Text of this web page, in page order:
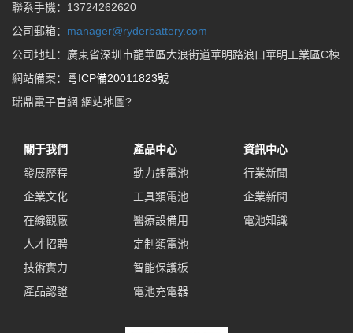
聯系手機：13724262620
公司郵箱： manager@ryderbattery.com
公司地址：廣東省深圳市龍華區大浪街道華明路浪口華明工業區C棟
網站備案： 粵ICP備20011823號
瑞鼎電子官網 網站地圖?
關于我們
發展歷程
企業文化
在線觀廠
人才招聘
技術實力
產品認證
產品中心
動力鋰電池
工具類電池
醫療設備用
定制類電池
智能保護板
電池充電器
資訊中心
行業新聞
企業新聞
電池知識